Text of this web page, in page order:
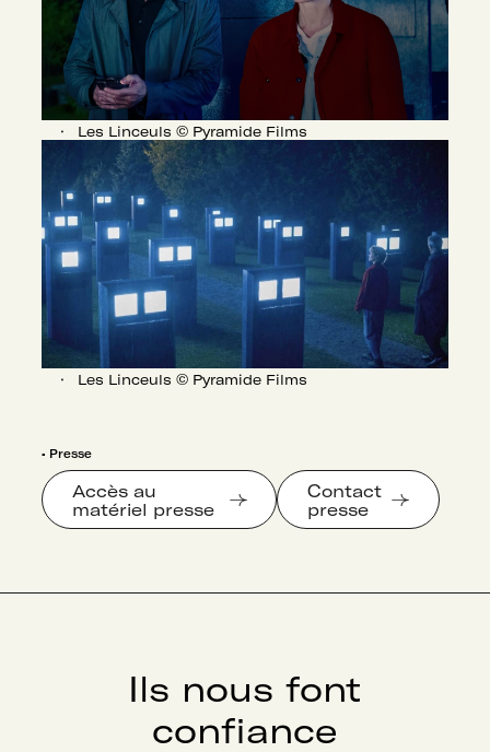
Les Linceuls © Pyramide Films
Les Linceuls © Pyramide Films
▪ Presse
Accès au
matériel presse
Contact
presse
Ils nous font
confiance